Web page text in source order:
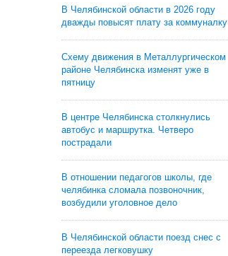
В Челябинской области в 2026 году
дважды повысят плату за коммуналку
Схему движения в Металлургическом
районе Челябинска изменят уже в
пятницу
В центре Челябинска столкнулись
автобус и маршрутка. Четверо
пострадали
В отношении педагогов школы, где
челябинка сломала позвоночник,
возбудили уголовное дело
В Челябинской области поезд снес с
переезда легковушку